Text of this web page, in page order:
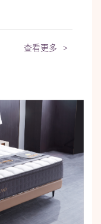
查看更多 >